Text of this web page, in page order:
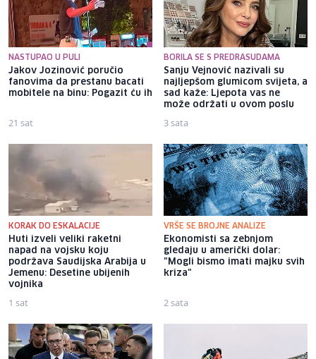
NASTUPAO U PULI
Jakov Jozinović poručio
fanovima da prestanu bacati
mobitele na binu: Pogazit ću ih
21 sat
BORILA SE S PREDRASUDAMA
Sanju Vejnović nazivali su
najljepšom glumicom svijeta, a
sad kaže: Ljepota vas ne
može održati u ovom poslu
3 sata
KORAK DO ESKALACIJE
Huti izveli veliki raketni
napad na vojsku koju
podržava Saudijska Arabija u
Jemenu: Desetine ubijenih
vojnika
1 sat
VRŠE SE BROJNE ANALIZE
Ekonomisti sa zebnjom
gledaju u američki dolar:
"Mogli bismo imati majku svih
kriza"
2 sata